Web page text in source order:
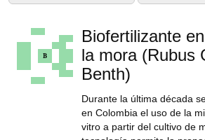
Biofertilizante
la mora (Rubus
Benth)
Durante la última década
en Colombia el uso de la
vitro a partir del cultivo de